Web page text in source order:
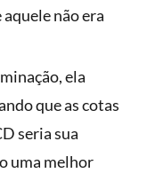
não era
ela
que as cotas
seria sua
uma melhor